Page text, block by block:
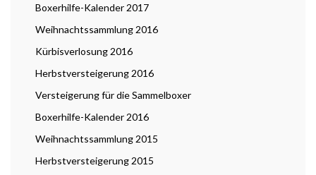
Boxerhilfe-Kalender 2017
Weihnachtssammlung 2016
Kürbisverlosung 2016
Herbstversteigerung 2016
Versteigerung für die Sammelboxer
Boxerhilfe-Kalender 2016
Weihnachtssammlung 2015
Herbstversteigerung 2015